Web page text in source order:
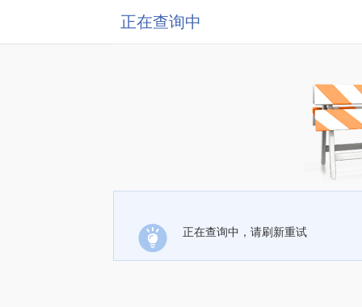
正在查询中
正在查询中，请刷新重试